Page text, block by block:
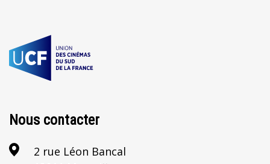
Nous contacter
2 rue Léon Bancal